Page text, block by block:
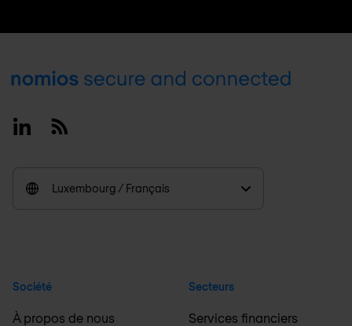
Footer
LinkedinRSS
Luxembourg / Français
Société
À propos de nous
Secteurs
Services financiers